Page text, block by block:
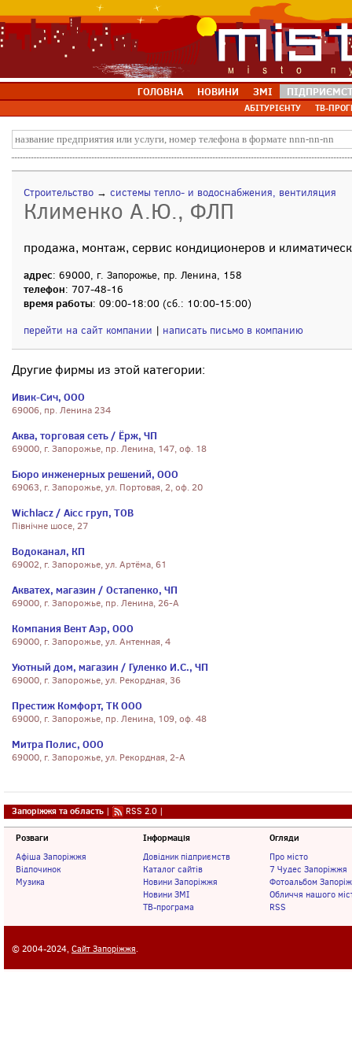
ГОЛОВНА НОВИНИ ЗМІ
АБІТУРІЄНТУ ТВ-
Строительство → системы тепло- и водоснабжения, вентиляция
Клименко А.Ю., ФЛП
продажа, монтаж, сервис кондиционеров и
адрес: 69000, г. Запорожье, пр. Ленина, 158
телефон: 707-48-16
время работы: 09:00-18:00 (сб.: 10:00-15:00)
перейти на сайт компании | написать письмо в компанию
Другие фирмы из этой категории:
Ивик-Сич, ООО
69006, пр. Ленина 234
Аква, торговая сеть / Ёрж, ЧП
69000, г. Запорожье, пр. Ленина, 147, оф. 18
Бюро инженерных решений, ООО
69063, г. Запорожье, ул. Портовая, 2, оф. 20
Wichlacz / Аісс груп, ТОВ
Північне шосе, 27
Водоканал, КП
69002, г. Запорожье, ул. Артёма, 61
Акватех, магазин / Остапенко, ЧП
69000, г. Запорожье, пр. Ленина, 26-А
Компания Вент Аэр, ООО
69000, г. Запорожье, ул. Антенная, 4
Уютный дом, магазин / Гуленко И.С., ЧП
69000, г. Запорожье, ул. Рекордная, 36
Престиж Комфорт, ТК ООО
69000, г. Запорожье, пр. Ленина, 109, оф. 48
Митра Полис, ООО
69000, г. Запорожье, ул. Рекордная, 2-А
Запоріжжя та область | RSS 2.0 |
Розваги
Афіша Запоріжжя
Відпочинок
Музика
Інформація
Довідник підприємств
Каталог сайтів
Новини Запоріжжя
Новини ЗМІ
ТВ-програма
Огляди
Про місто
7 Чудес Запоріжжя
Фотоальбом
Обличчя нашого
RSS
© 2004-2024, Сайт Запоріжжя.